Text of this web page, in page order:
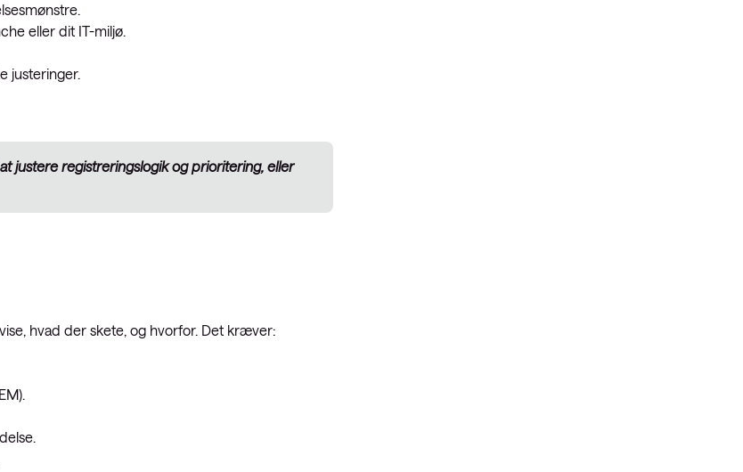
eller dit IT-miljø.
justeringer.
justere registreringslogik og prioritering, eller
hvad der skete, og hvorfor. Det kræver: